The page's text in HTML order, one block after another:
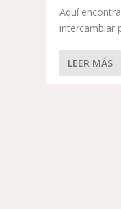
Aquí
intercambiar
LEER MÁS